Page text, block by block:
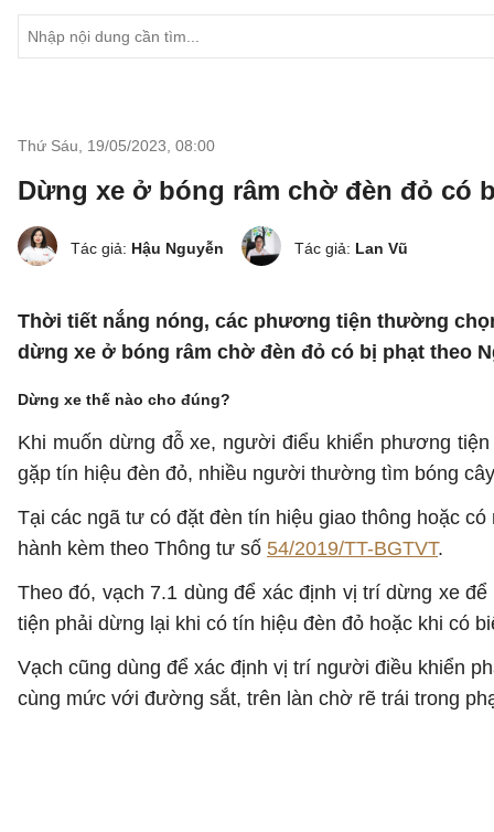
Thứ Sáu, 19/05/2023 08:00
Dừng xe ở bóng râm chờ đèn đỏ có
Tác giả: Hậu Nguyễn Tác giả: Lan Vũ
Thời tiết nắng nóng, các phương tiện thường
dừng xe ở bóng râm chờ đèn đỏ có bị phạt theo
Dừng xe thế nào cho đúng?
Khi muốn dừng đỗ xe, người điểu khiển phương
gặp tín hiệu đèn đỏ, nhiều người thường tìm bóng
Tại các ngã tư có đặt đèn tín hiệu giao thông hoặc
hành kèm theo Thông tư số 54/2019/TT-BGTVT.
Theo đó, vạch 7.1 dùng để xác định vị trí dừng xe
tiện phải dừng lại khi có tín hiệu đèn đỏ hoặc khi có
Vạch cũng dùng để xác định vị trí người điều khiển
cùng mức với đường sắt, trên làn chờ rẽ trái trong